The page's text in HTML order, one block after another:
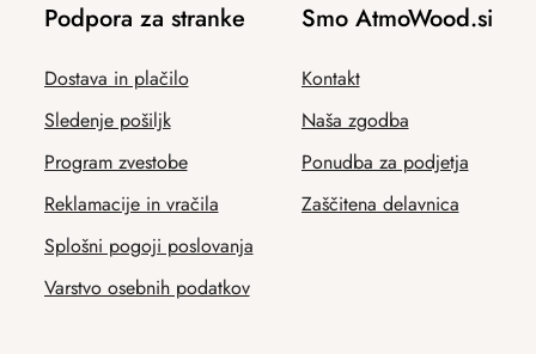
Podpora za stranke
Dostava in plačilo
Sledenje pošiljk
Program zvestobe
Reklamacije in vračila
Splošni pogoji poslovanja
Varstvo osebnih podatkov
Smo AtmoWood.si
Kontakt
Naša zgodba
Ponudba za podjetja
Zaščitena delavnica